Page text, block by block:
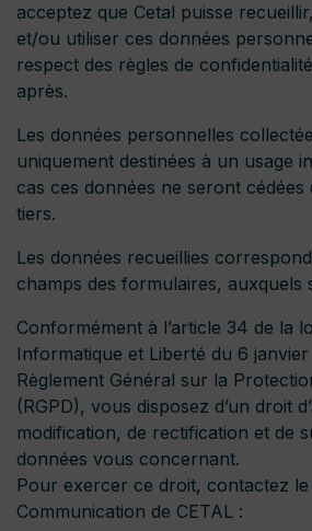
acceptez que Cetal puisse
et/ou utiliser ces données
respect des règles de
après.
Les données personnelles
uniquement destinées à un usage
cas ces données ne seront cédées
tiers.
Les données recueillies
champs des formulaires, auxquels
Conformément à l’article 34 de la
Informatique et Liberté du 6 janvier
Règlement Général sur la
(RGPD), vous disposez d’un droit
modification, de rectification et de
données vous concernant.
Pour exercer ce droit, contactez le
Communication de CETAL :